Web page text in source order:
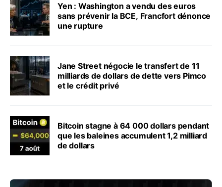
Yen : Washington a vendu des euros
sans prévenir la BCE, Francfort dénonce
une rupture
Jane Street négocie le transfert de 11
milliards de dollars de dette vers Pimco
et le crédit privé
Bitcoin stagne à 64 000 dollars pendant
que les baleines accumulent 1,2 milliard
de dollars